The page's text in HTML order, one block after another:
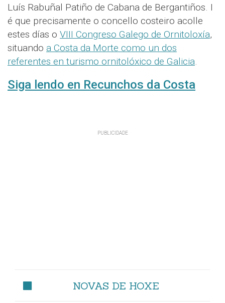
Luís Rabuñal Patiño de Cabana de Bergantiños. I
é que precisamente o concello costeiro acolle
estes días o VIII Congreso Galego de Ornitoloxía,
situando a Costa da Morte como un dos
referentes en turismo ornitolóxico de Galicia.
Siga lendo en Recunchos da Costa
NOVAS DE HOXE